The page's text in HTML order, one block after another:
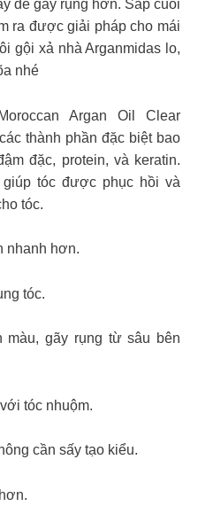
dễ gãy rụng hơn. Sắp cuối
ra được giải pháp cho mái
gội xả nhà Arganmidas lo,
nhé
Argan Oil Clear
thành phần đặc biệt bao
đặc, protein, và keratin.
tóc được phục hồi và
tóc.
nhanh hơn.
tóc.
gãy rụng từ sâu bên
tóc nhuộm.
cần sấy tạo kiểu.